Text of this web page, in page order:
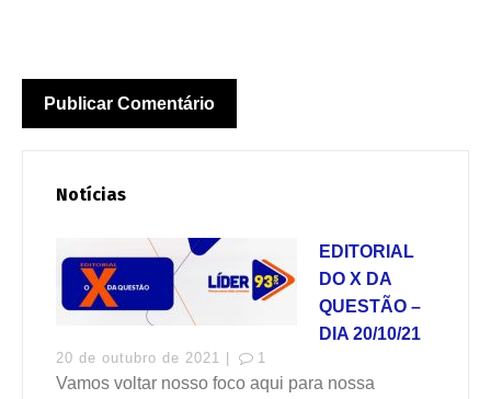
Notícias
EDITORIAL
DO X DA
QUESTÃO –
DIA 20/10/21
20 de outubro de 2021 | 1
Vamos voltar nosso foco aqui para nossa